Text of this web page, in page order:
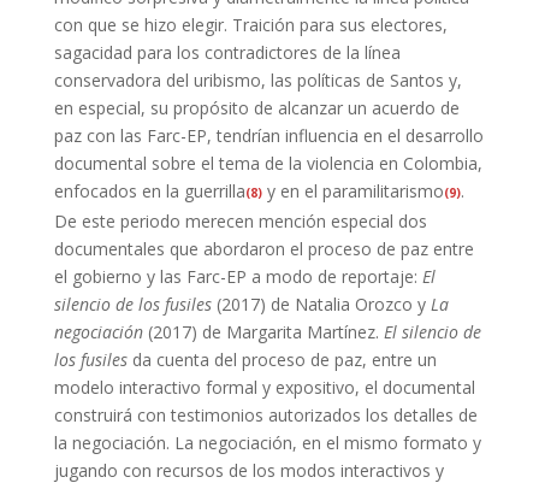
con que se hizo elegir. Traición para sus electores,
sagacidad para los contradictores de la línea
conservadora del uribismo, las políticas de Santos y,
en especial, su propósito de alcanzar un acuerdo de
paz con las Farc-EP, tendrían influencia en el desarrollo
documental sobre el tema de la violencia en Colombia,
enfocados en la guerrilla(8)y en el paramilitarismo(9).
De este periodo merecen mención especial dos
documentales que abordaron el proceso de paz entre
el gobierno y las Farc-EP a modo de reportaje: El
silencio de los fusiles(2017) de Natalia Orozco y La
negociación(2017) de Margarita Martínez. El silencio de
los fusilesda cuenta del proceso de paz, entre un
modelo interactivo formal y expositivo, el documental
construirá con testimonios autorizados los detalles de
la negociación. La negociación, en el mismo formato y
jugando con recursos de los modos interactivos y